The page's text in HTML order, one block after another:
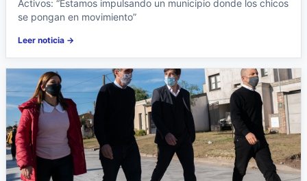
Activos: “Estamos impulsando un municipio donde los chicos
se pongan en movimiento”
Leer noticia →